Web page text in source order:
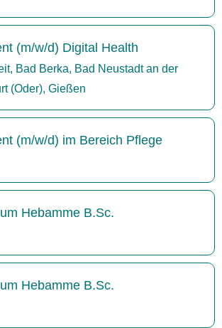
(m/w/d) Digital Health
Bad Berka, Bad Neustadt an der
(Oder), Gießen
(m/w/d) im Bereich Pflege
Hebamme B.Sc.
Hebamme B.Sc.